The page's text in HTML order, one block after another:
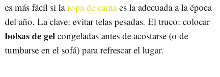
es más fácil si laropa de camaes la adecuada a la época
del año. La clave: evitar telas pesadas. El truco: colocar
bolsas de gel congeladas antes de acostarse (o de
tumbarse en el sofá) para refrescar el lugar.